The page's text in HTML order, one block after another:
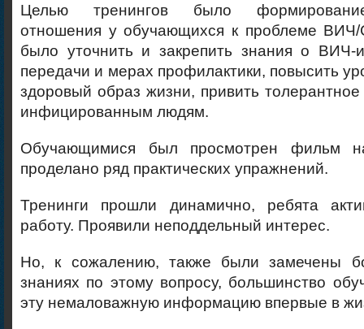
Целью тренингов было формирование
отношения у обучающихся к проблеме
было уточнить и закрепить знания о ВИЧ-
передачи и мерах профилактики, повысить
здоровый образ жизни, привить
инфицированным людям.
Обучающимися был просмотрен фильм
проделано ряд практических упражнений.
Тренинги прошли динамично, ребята
работу. Проявили неподдельный интерес.
Но, к сожалению, также были замечены
знаниях по этому вопросу, большинство
эту немаловажную информацию впервые в